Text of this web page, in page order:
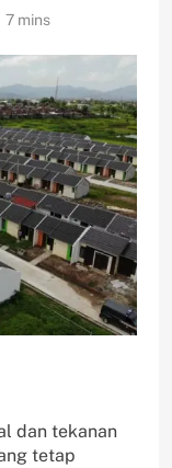
7 mins
dan tekanan
tetap